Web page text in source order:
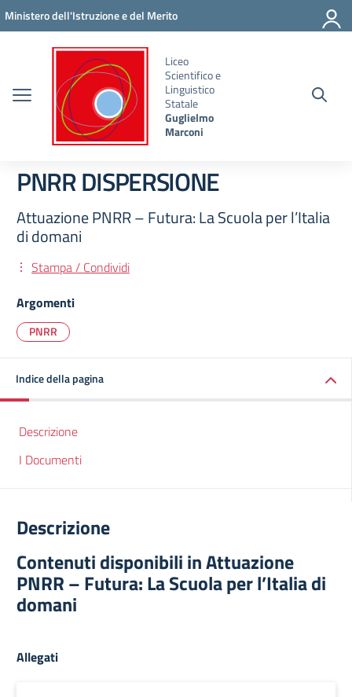
Vai ai contenuti
Vai al menu di navigazione
Vai al footer
Ministero dell'Istruzione e del Merito
Liceo
Scientifico e
Linguistico
Statale
Guglielmo
Marconi
PNRR DISPERSIONE
Attuazione PNRR – Futura: La Scuola per l’Italia
di domani
Stampa / Condividi
Argomenti
PNRR
Indice della pagina
Descrizione
I Documenti
Descrizione
Contenuti disponibili in Attuazione
PNRR – Futura: La Scuola per l’Italia di
domani
Allegati